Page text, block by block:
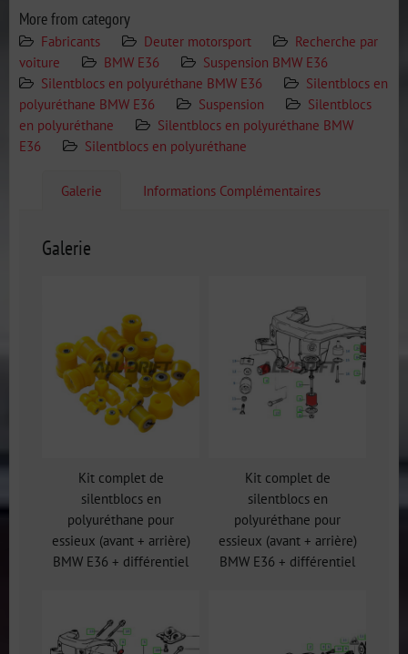
More from category
Fabricants Deuter motorsport
Recherche par
voiture
BMW E36
Suspension BMW E36
Silentblocs en polyuréthane BMW E36
Silentblocs en
polyuréthane BMW E36
Suspension
Silentblocs
en polyuréthane
Silentblocs en polyuréthane BMW
E36
Silentblocs en polyuréthane
Galerie Informations Complémentaires
Galerie
Kit complet de
silentblocs en
polyuréthane pour
essieux (avant + arrière)
BMW E36 + différentiel
Kit complet de
silentblocs en
polyuréthane pour
essieux (avant + arrière)
BMW E36 + différentiel